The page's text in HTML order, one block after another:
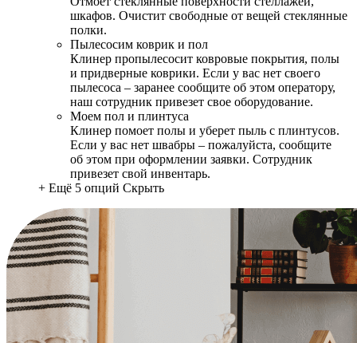
шкафов. Очистит свободные от вещей стеклянные
полки.
Пылесосим коврик и пол
Клинер пропылесосит ковровые покрытия, полы
и придверные коврики. Если у вас нет своего
пылесоса – заранее сообщите об этом оператору,
наш сотрудник привезет свое оборудование.
Моем пол и плинтуса
Клинер помоет полы и уберет пыль с плинтусов.
Если у вас нет швабры – пожалуйста, сообщите
об этом при оформлении заявки. Сотрудник
привезет свой инвентарь.
+ Ещё 5 опций Скрыть